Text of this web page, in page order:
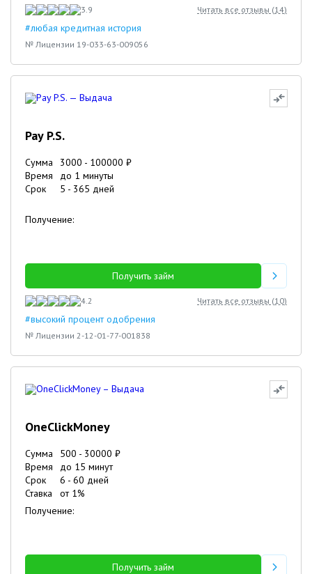
3.9 Читать все отзывы (14)
#любая кредитная история
№ Лицензии 19-033-63-009056
Pay P.S.
Сумма 3000 - 100000 ₽
Время
до 1 минуты
Срок
5 - 365 дней
Получение:
Получить займ
4.2 Читать все отзывы (10)
#высокий процент одобрения
№ Лицензии 2-12-01-77-001838
OneClickMoney
Сумма 500 - 30000 ₽
Время
до 15 минут
Срок
6 - 60 дней
Ставка
от 1%
Получение:
Получить займ